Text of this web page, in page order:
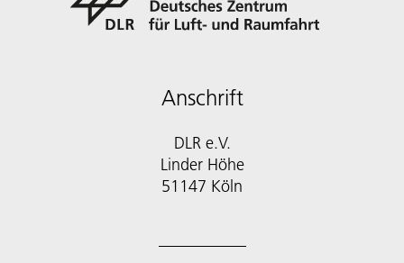
Anschrift
DLR e.V.
Linder Höhe
51147 Köln